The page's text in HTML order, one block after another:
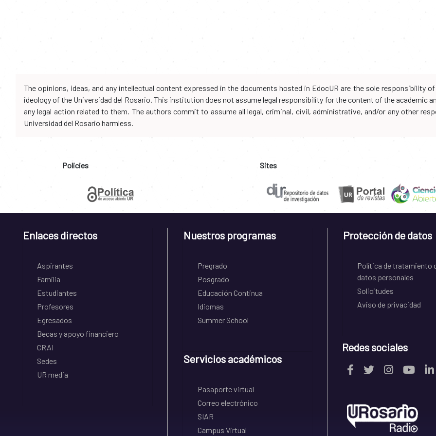
The opinions, ideas, and any intellectual content expressed in the documents hosted in EdocUR are the sole responsibility
ideology of the Universidad del Rosario. This institution does not assume legal responsibility for the content of the academic
any legal action related to them. The authors commit to assume all legal, criminal, civil, administrative, and/or any other
Universidad del Rosario harmless.
Policies Sites
Enlaces directos
Aspirantes
Familia
Estudiantes
Profesores
Egresados
Becas y apoyo financiero
CRAI
Sedes
UR media
Nuestros programas
Pregrado
Posgrado
Educación Continua
Idiomas
Summer School
Servicios académicos
Pasaporte virtual
Correo electrónico
SIAR
Campus Virtual
Protección de datos
Política de tratamiento
datos personales
Solicitudes
Aviso de privacidad
Redes sociales